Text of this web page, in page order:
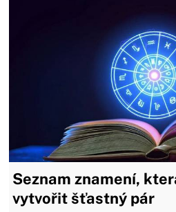
Seznam znamení,
vytvořit šťastný pár